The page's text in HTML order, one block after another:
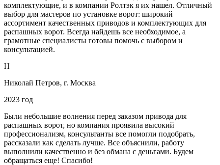
комплектующие, и в компании Ролтэк я их нашел. Отличный
выбор для мастеров по установке ворот: широкий
ассортимент качественных приводов и комплектующих для
распашных ворот. Всегда найдешь все необходимое, а
грамотные специалисты готовы помочь с выбором и
консультацией.
Н
Николай Петров, г. Москва
2023 год
Были небольшие волнения перед заказом привода для
распашных ворот, но компания проявила высокий
профессионализм, консультанты все помогли подобрать,
рассказали как сделать лучше. Все объяснили, работу
выполнили качественно и без обмана с деньгами. Будем
обращаться еще! Спасибо!